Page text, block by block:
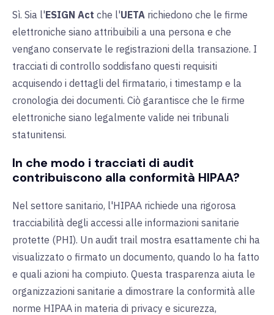
Sì. Sia l'ESIGN Act che l'UETA richiedono che le firme
elettroniche siano attribuibili a una persona e che
vengano conservate le registrazioni della transazione. I
tracciati di controllo soddisfano questi requisiti
acquisendo i dettagli del firmatario, i timestamp e la
cronologia dei documenti. Ciò garantisce che le firme
elettroniche siano legalmente valide nei tribunali
statunitensi.
In che modo i tracciati di audit
contribuiscono alla conformità HIPAA?
Nel settore sanitario, l'HIPAA richiede una rigorosa
tracciabilità degli accessi alle informazioni sanitarie
protette (PHI). Un audit trail mostra esattamente chi ha
visualizzato o firmato un documento, quando lo ha fatto
e quali azioni ha compiuto. Questa trasparenza aiuta le
organizzazioni sanitarie a dimostrare la conformità alle
norme HIPAA in materia di privacy e sicurezza,